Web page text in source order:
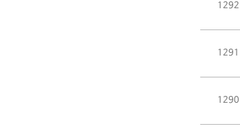
1292
1291
1290